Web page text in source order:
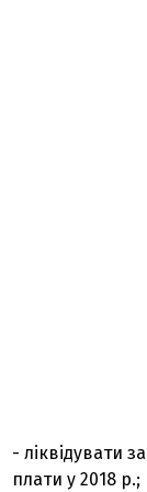
- ліквідувати
плати у 2018 р.;